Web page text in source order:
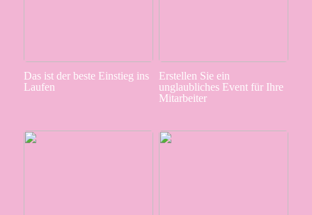
Das ist der beste Einstieg ins
Laufen
Erstellen Sie ein
unglaubliches Event für Ihre
Mitarbeiter